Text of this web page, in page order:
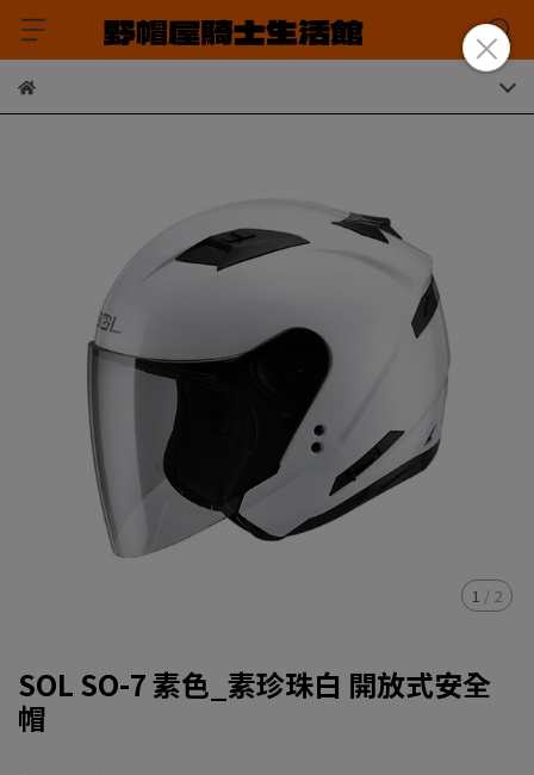
1 / 2
SOL SO-7 素色_素珍珠白 開放式安全
帽